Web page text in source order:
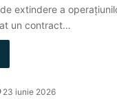
extindere a
un contract…
23 iunie 2026